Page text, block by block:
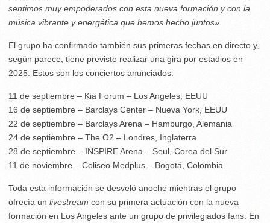
sentimos muy empoderados con esta nueva formación y con la
música vibrante y energética que hemos hecho juntos»
El grupo ha confirmado también sus primeras fechas en directo y,
según parece, tiene previsto realizar una gira por estadios en
2025. Estos son los conciertos anunciados:
11 de septiembre – Kia Forum – Los Angeles, EEUU
16 de septiembre – Barclays Center – Nueva York, EEUU
22 de septiembre – Barclays Arena – Hamburgo, Alemania
24 de septiembre – The O2 – Londres, Inglaterra
28 de septiembre – INSPIRE Arena – Seul, Corea del Sur
11 de noviembre – Coliseo Medplus – Bogotá, Colombia
Toda esta información se desveló anoche mientras el grupo
ofrecía un livestream con su primera actuación con la nueva
formación en Los Angeles ante un grupo de privilegiados fans. En